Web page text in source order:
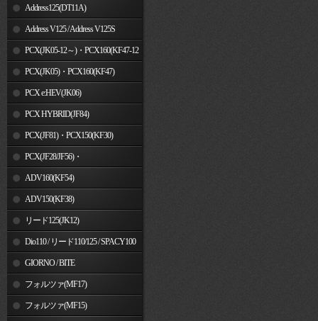
Address125(DT11A)
Address V125 / Address V125S
PCX(JK05-12～)・PCX160(KF47-12
～) PCX(JK05)・PCX160(KF47)
PCX e:HEV(JK06)
PCX HYBRID(JF84)
PCX(JF81)・PCX150(KF30)
PCX(JF28/JF56)・
PCX150(KF12/KF18)
ADV160(KF54)
ADV150(KF38)
リード125(JK12)
Dio110 / リード110/125 / SPACY100
GIORNO / BITE
フォルツァ(MF17)
フォルツァ(MF15)